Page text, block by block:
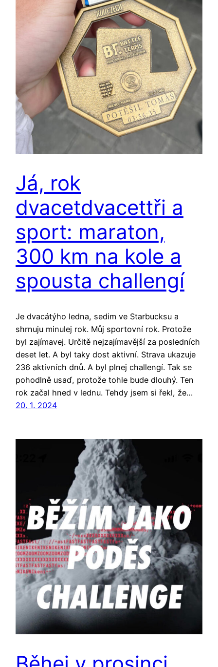
Já, rok
dvacetdvacettři a
sport: maraton,
300 km na kole a
spousta challengí
Je dvacátýho ledna, sedim ve Starbucksu a
shrnuju minulej rok. Můj sportovní rok. Protože
byl zajímavej. Určitě nejzajímavější za posledních
deset let. A byl taky dost aktivní. Strava ukazuje
236 aktivních dnů. A byl plnej challengí. Tak se
pohodlně usaď, protože tohle bude dlouhý. Ten
rok začal hned v lednu. Tehdy jsem si řekl, že…
20. 1. 2024